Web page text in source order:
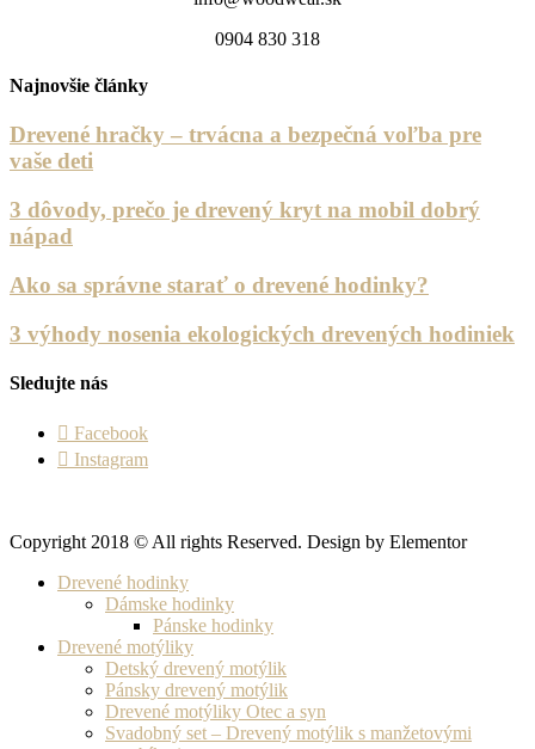
0904 830 318
Najnovšie články
Drevené hračky – trvácna a bezpečná voľba pre
vaše deti
3 dôvody, prečo je drevený kryt na mobil dobrý
nápad
Ako sa správne starať o drevené hodinky?
3 výhody nosenia ekologických drevených hodiniek
Sledujte nás
Facebook
Instagram
Copyright 2018 © All rights Reserved. Design by Elementor
Drevené hodinky
Dámske hodinky
Pánske hodinky
Drevené motýliky
Detský drevený motýlik
Pánsky drevený motýlik
Drevené motýliky Otec a syn
Svadobný set – Drevený motýlik s manžetovými